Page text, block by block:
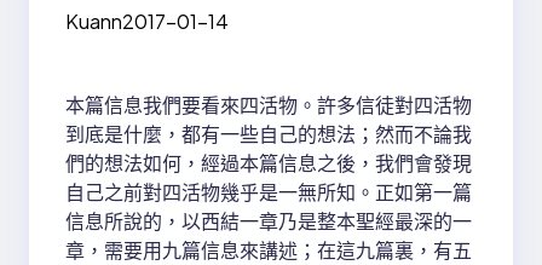
Kuann2017-01-14
本篇信息我們要看來四活物。許多信徒對四活物
到底是什麼，都有一些自己的想法；然而不論我
們的想法如何，經過本篇信息之後，我們會發現
自己之前對四活物幾乎是一無所知。正如第一篇
信息所說的，以西結一章乃是整本聖經最深的一
章，需要用九篇信息來講述；在這九篇裏，有五